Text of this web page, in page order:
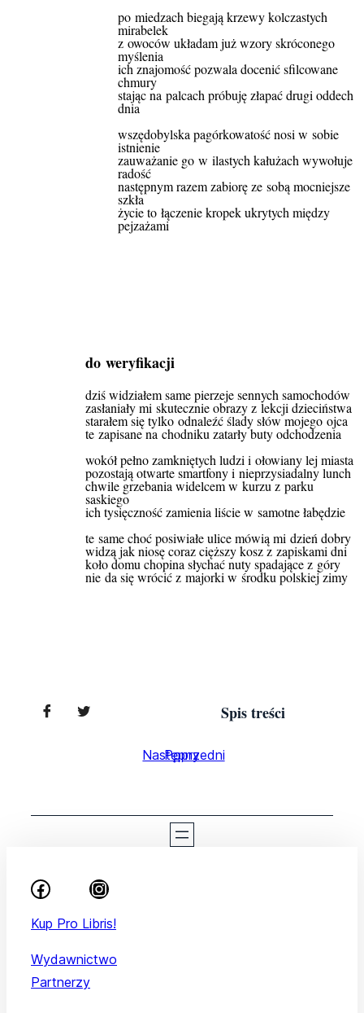
po miedzach biegają krzewy kolczastych
mirabelek
z owoców układam już wzory skróconego
myślenia
ich znajomość pozwala docenić sfilcowane
chmury
stając na palcach próbuję złapać drugi oddech
dnia
wszędobylska pagórkowatość nosi w sobie
istnienie
zauważanie go w ilastych kałużach wywołuje
radość
następnym razem zabiorę ze sobą mocniejsze
szkła
życie to łączenie kropek ukrytych między
pejzażami
do weryfikacji
dziś widziałem same pierzeje sennych samochodów
zasłaniały mi skutecznie obrazy z lekcji dzieciństwa
starałem się tylko odnaleźć ślady słów mojego ojca
te zapisane na chodniku zatarły buty odchodzenia
wokół pełno zamkniętych ludzi i ołowiany lej miasta
pozostają otwarte smartfony i nieprzysiadalny lunch
chwile grzebania widelcem w kurzu z parku
saskiego
ich tysięczność zamienia liście w samotne łabędzie
te same choć posiwiałe ulice mówią mi dzień dobry
widzą jak niosę coraz cięższy kosz z zapiskami dni
koło domu chopina słychać nuty spadające z góry
nie da się wrócić z majorki w środku polskiej zimy
Spis treści
Poprzedni
Następny
Kup Pro Libris!
Wydawnictwo
Partnerzy